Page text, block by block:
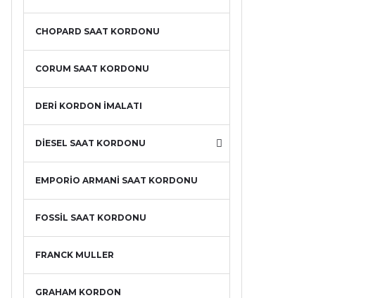
CHOPARD SAAT KORDONU
CORUM SAAT KORDONU
DERİ KORDON İMALATI
DİESEL SAAT KORDONU
EMPORİO ARMANİ SAAT KORDONU
FOSSİL SAAT KORDONU
FRANCK MULLER
GRAHAM KORDON